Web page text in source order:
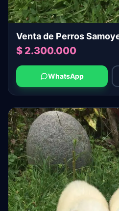
Venta de Perros
$ 2.300.000
WhatsApp